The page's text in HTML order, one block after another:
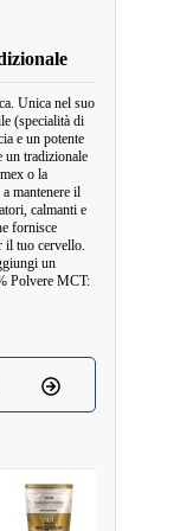
Unica nel suo
(specialità di
e un potente
un tradizionale
o la
mantenere il
calmanti e
fornisce
il tuo cervello.
un
Polvere MCT:
iniziare ogni
contenuto
minuti.
livello di
dei disturbi
alla